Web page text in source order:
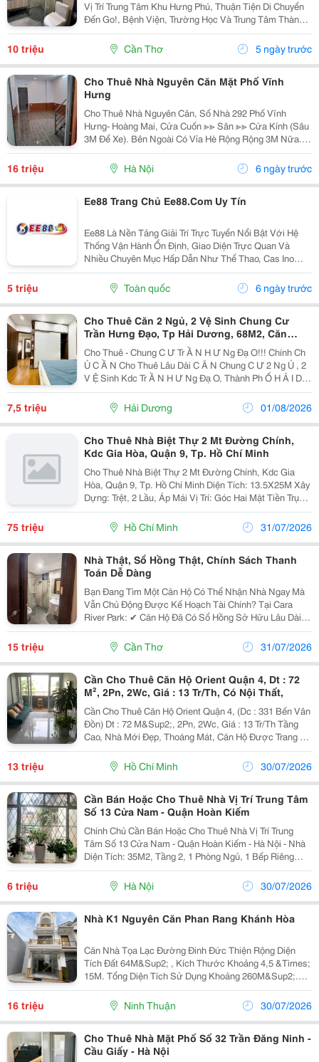
Vị Trí Trung Tâm Khu Hưng Phú, Thuận Tiện Di Chuyển
Đến Go!, Bệnh Viện, Trường Học Và Trung Tâm Thành
Phố. Tiện Ích Nội Khu: ✔ Hồ Bơi ✔ Phòng Gym ✔ Công
Viên ✔ Hầm Đỗ Xe ✔ Bảo Vệ 24/7...
10 triệu Cần Thơ 5 ngày trước
Cho Thuê Nhà Nguyên Căn Mặt Phố Vĩnh
Hưng
Cho Thuê Nhà Nguyên Căn, Số Nhà 292 Phố Vĩnh
Hưng- Hoàng Mai, Cửa Cuốn ≫≫ Sân ≫≫ Cửa Kính (Sâu
3M Để Xe). Bên Ngoài Có Vỉa Hè Rộng Rộng 3M Nữa.
Mặt Bằng Sàn ~ 100M2 Vừa Ở Vừa Kinh Doanh. Nhà 2
Tầng. Mỗi Tầng 1 Nhà Vệ Sinh. Đã Có Đầy Đủ...
16 triệu Hà Nội 6 ngày trước
Ee88 Trang Chủ Ee88.Com Uy Tín
Ee88 Là Nền Tảng Giải Trí Trực Tuyến Nổi Bật Với Hệ
Thống Vận Hành Ổn Định, Giao Diện Trực Quan Và
Nhiều Chuyên Mục Hấp Dẫn Như Thể Thao, Cas Ino
Trực Tuyến Cùng Các Trò Chơi Hiện Đại. Tốc Độ Xử Lý
Nhanh Và Trải Nghiệm Mượt Mà Trên Nhiều Thiết Bị...
5 triệu Toàn quốc 6 ngày trước
Cho Thuê Căn 2 Ngủ, 2 Vệ Sinh Chung Cư
Trần Hưng Đạo, Tp Hải Dương, 68M2, Căn
Góc, Giá Tốt
Cho Thuê - Chung C Ư Tr Ầ N H Ư Ng Đạ O!!! Chính Ch
Ủ C Ầ N Cho Thuê Lâu Dài C Ă N Chung C Ư 2 Ng Ủ , 2
V Ệ Sinh Kdc Tr Ầ N H Ư Ng Đạ O, Thành Ph Ố H Ả I D
Ươ Ng - Di Ệ N Tích ~68M2, C Ă N Góc - Thi Ế T K Ế 2
Ng Ủ , 2 V Ệ Sinh, View H Ồ B Ạ Ch...
7,5 triệu Hải Dương 01/08/2026
Cho Thuê Nhà Biệt Thự 2 Mt Đường Chính,
Kdc Gia Hòa, Quận 9, Tp. Hồ Chí Minh
Cho Thuê Nhà Biệt Thự 2 Mt Đường Chính, Kdc Gia
Hòa, Quận 9, Tp. Hồ Chí Minh Diện Tích: 13.5X25M Xây
Dựng: Trệt, 2 Lầu, Áp Mái Vị Trí: Góc Hai Mặt Tiền Trục
Đường Chính Thích Hợp Làm Công Ty, Cho Chuyên Gia
75 triệu Hồ Chí Minh 31/07/2026
Nhà Thật, Sổ Hồng Thật, Chính Sách Thanh
Toán Dễ Dàng
Bạn Đang Tìm Một Căn Hộ Có Thể Nhận Nhà Ngay Mà
Vẫn Chủ Động Được Kế Hoạch Tài Chính? Tại Cara
River Park: ✔ Căn Hộ Đã Có Sổ Hồng Sở Hữu Lâu Dài.
✔ Chỉ Thanh Toán 40% Nhận Nhà. ✔ 60% Còn Lại Dàn
Trải Trong 24 Tháng. ✔ 12 Tháng Đầu Từ...
15 triệu Cần Thơ 31/07/2026
Cần Cho Thuê Căn Hộ Orient Quận 4, Dt : 72
M², 2Pn, 2Wc, Giá : 13 Tr/Th, Có Nội Thất,
Cần Cho Thuê Căn Hộ Orient Quận 4, (Dc : 331 Bến Vân
Đồn) Dt : 72 M&Sup2;, 2Pn, 2Wc, Giá : 13 Tr/Th Tầng
Cao, Nhà Mới Đẹp, Thoáng Mát, Căn Hộ Được Trang Bị
Đầy Đủ Có Nội Thất,
13 triệu Hồ Chí Minh 30/07/2026
Cần Bán Hoặc Cho Thuê Nhà Vị Trí Trung Tâm
Số 13 Cửa Nam - Quận Hoàn Kiếm
Chính Chủ Cần Bán Hoặc Cho Thuê Nhà Vị Trí Trung
Tâm Số 13 Cửa Nam - Quận Hoàn Kiếm - Hà Nội - Nhà
Diện Tích: 35M2, Tầng 2, 1 Phòng Ngủ, 1 Bếp Riêng
Biệt. - Tiện Nghi: Có Nóng Lạnh, Điều Hoà, Khép Kín,
Điện Nước, Đèn Điện Đầy Đủ. - Phố Đông...
6 triệu Hà Nội 30/07/2026
Nhà K1 Nguyên Căn Phan Rang Khánh Hòa
Căn Nhà Tọa Lạc Đường Đinh Đức Thiện Rộng Diện
Tích Đất 64M&Sup2; , Kích Thước Khoảng 4,5 &Times;
15M. Tổng Diện Tích Sử Dụng Khoảng 260M&Sup2;.
Kết Cấu Gồm 1 Tầng Trệt, 3 Lầu Và 1 Sân Thượng
Rộng. Mỗi Phòng Đều Có Toilet Bên Trong Tiện Lợi...
16 triệu Ninh Thuận 30/07/2026
Cho Thuê Nhà Mặt Phố Số 32 Trần Đăng Ninh -
Cầu Giấy - Hà Nội